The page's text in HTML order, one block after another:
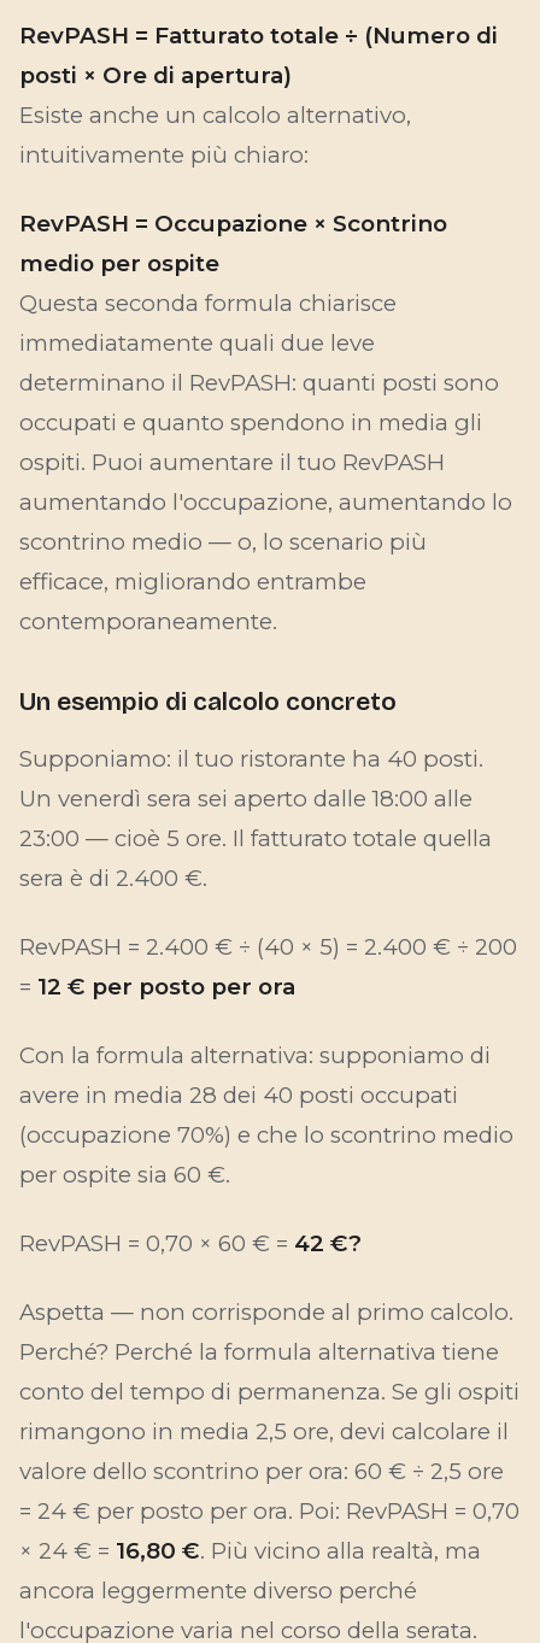
RevPASH = Fatturato totale ÷ (Numero di
posti × Ore di apertura)
Esiste anche un calcolo alternativo,
intuitivamente più chiaro:
RevPASH = Occupazione × Scontrino
medio per ospite
Questa seconda formula chiarisce
immediatamente quali due leve
determinano il RevPASH: quanti posti sono
occupati e quanto spendono in media gli
ospiti. Puoi aumentare il tuo RevPASH
aumentando l'occupazione, aumentando lo
scontrino medio — o, lo scenario più
efficace, migliorando entrambe
contemporaneamente.
Un esempio di calcolo concreto
Supponiamo: il tuo ristorante ha 40 posti.
Un venerdì sera sei aperto dalle 18:00 alle
23:00 — cioè 5 ore. Il fatturato totale quella
sera è di 2.400 €.
RevPASH = 2.400 € ÷ (40 × 5) = 2.400 € ÷ 200
= 12 € per posto per ora
Con la formula alternativa: supponiamo di
avere in media 28 dei 40 posti occupati
(occupazione 70%) e che lo scontrino medio
per ospite sia 60 €.
RevPASH = 0,70 × 60 € = 42 €?
Aspetta — non corrisponde al primo calcolo.
Perché? Perché la formula alternativa tiene
conto del tempo di permanenza. Se gli ospiti
rimangono in media 2,5 ore, devi calcolare il
valore dello scontrino per ora: 60 € ÷ 2,5 ore
= 24 € per posto per ora. Poi: RevPASH = 0,70
× 24 € = 16,80 €. Più vicino alla realtà, ma
ancora leggermente diverso perché
l'occupazione varia nel corso della serata.